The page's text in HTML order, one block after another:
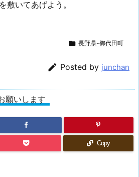
敷いてあげよう。
 長野県-御代田町
 Posted by junchan
願いします
Copy